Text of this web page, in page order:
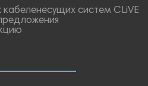
систем CLiVE